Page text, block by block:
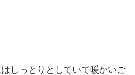
しっとりとしていて暖かいご